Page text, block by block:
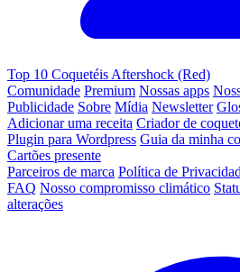
Top 10 Coquetéis Aftershock (Red)
Comunidade Premium Nossas apps
Publicidade Sobre Mídia Newsletter
Adicionar uma receita Criador de
Plugin para Wordpress Guia da minha
Cartões presente
Parceiros de marca Política de
FAQ Nosso compromisso climático
alterações